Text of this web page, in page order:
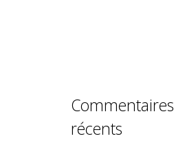
Commentaires
récents